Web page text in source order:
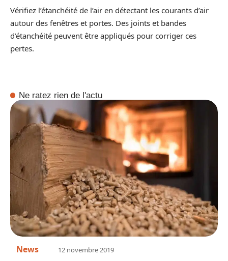
Vérifiez l’étanchéité de l’air en détectant les courants d’air
autour des fenêtres et portes. Des joints et bandes
d’étanchéité peuvent être appliqués pour corriger ces
pertes.
Ne ratez rien de l'actu
News 12 novembre 2019